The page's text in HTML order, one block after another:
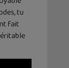
tu
fait